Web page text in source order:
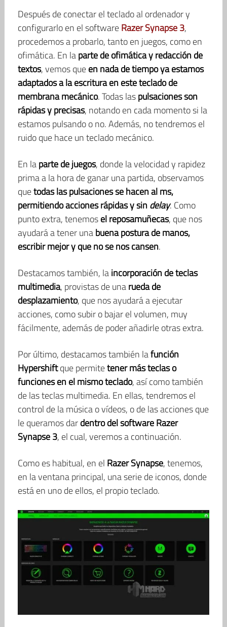
Después de conectar el teclado al ordenador y
configurarlo en el softwareRazer Synapse 3,
procedemos a probarlo, tanto en juegos, como en
ofimática. En laparte de ofimática y redacción de
textos, vemos queen nada de tiempo ya estamos
adaptados a la escritura en este teclado de
membrana mecánico. Todas laspulsaciones son
rápidas y precisas, notando en cada momento si la
estamos pulsando o no. Además, no tendremos el
ruido que hace un teclado mecánico.
En laparte de juegos, donde la velocidad y rapidez
prima a la hora de ganar una partida, observamos
quetodas las pulsaciones se hacen al ms,
permitiendo acciones rápidas y sindelay. Como
punto extra, tenemosel reposamuñecas, que nos
ayudará a tener unabuena postura de manos,
escribir mejor y que no se nos cansen.
Destacamos también, laincorporación de teclas
multimedia, provistas de unarueda de
desplazamiento, que nos ayudará a ejecutar
acciones, como subir o bajar el volumen, muy
fácilmente, además de poder añadirle otras extra.
Por último, destacamos también lafunción
Hypershiftque permitetener más teclas o
funciones en el mismo teclado, así como también
de las teclas multimedia. En ellas, tendremos el
control de la música o vídeos, o de las acciones que
le queramos dardentro del software Razer
Synapse 3, el cual, veremos a continuación.
Como es habitual, en el Razer Synapse, tenemos,
en la ventana principal, una serie de iconos, donde
está en uno de ellos, el propio teclado.